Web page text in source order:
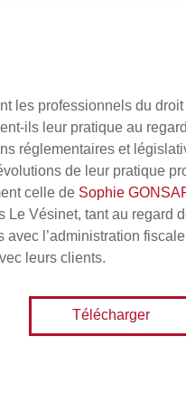
les professionnels du droit
ils leur pratique au
réglementaires et
de leur pratique
celle de Sophie
Le Vésinet, tant au regard
avec l’administration
leurs clients.
Télécharger